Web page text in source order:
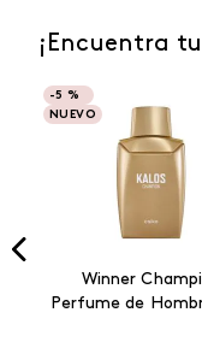
¡Encuentra
-5 %
NUEVO
Winner
Perfume de